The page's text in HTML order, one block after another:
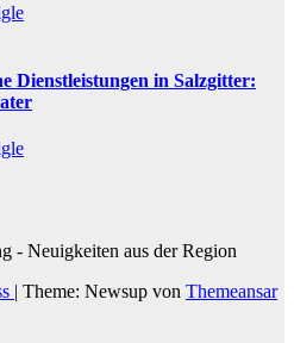
Dienstleistungen in Salzgitter:
- Neuigkeiten aus der Region
| Theme: Newsup von Themeansar